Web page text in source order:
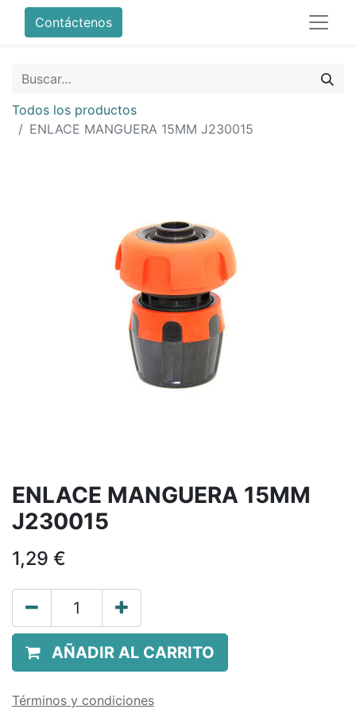
Contáctenos
Todos los productos
ENLACE MANGUERA 15MM J230015
ENLACE MANGUERA 15MM
J230015
1,29 €
AÑADIR AL CARRITO
Términos y condiciones